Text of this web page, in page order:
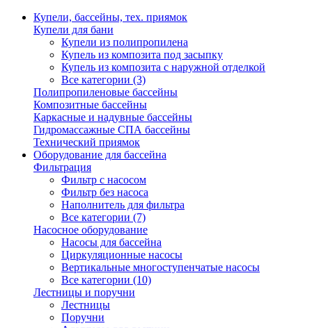
Купели, бассейны, тех. приямок
Купели для бани
Купели из полипропилена
Купель из композита под засыпку
Купель из композита с наружной отделкой
Все категории (3)
Полипропиленовые бассейны
Композитные бассейны
Каркасные и надувные бассейны
Гидромассажные СПА бассейны
Технический приямок
Оборудование для бассейна
Фильтрация
Фильтр с насосом
Фильтр без насоса
Наполнитель для фильтра
Все категории (7)
Насосное оборудование
Насосы для бассейна
Циркуляционные насосы
Вертикальные многоступенчатые насосы
Все категории (10)
Лестницы и поручни
Лестницы
Поручни